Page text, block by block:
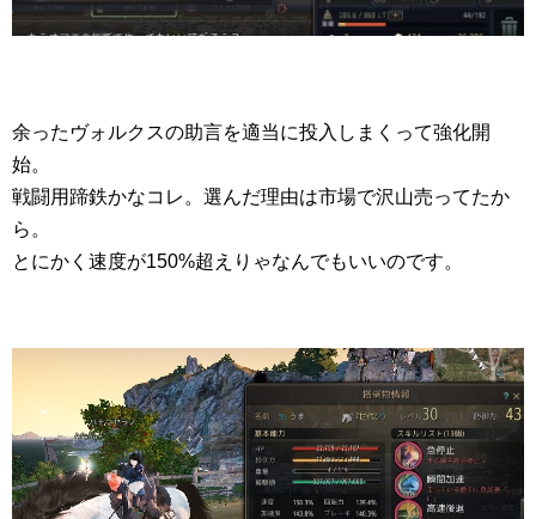
余ったヴォルクスの助言を適当に投入しまくって強化開
始。
戦闘用蹄鉄かなコレ。選んだ理由は市場で沢山売ってたか
ら。
とにかく速度が150%超えりゃなんでもいいのです。